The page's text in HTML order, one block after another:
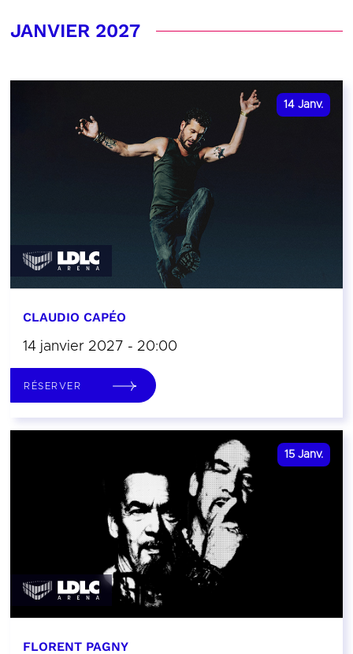
JANVIER 2027
14 Janv.
CLAUDIO CAPÉO
14 janvier 2027 - 20:00
RÉSERVER
15 Janv.
FLORENT PAGNY